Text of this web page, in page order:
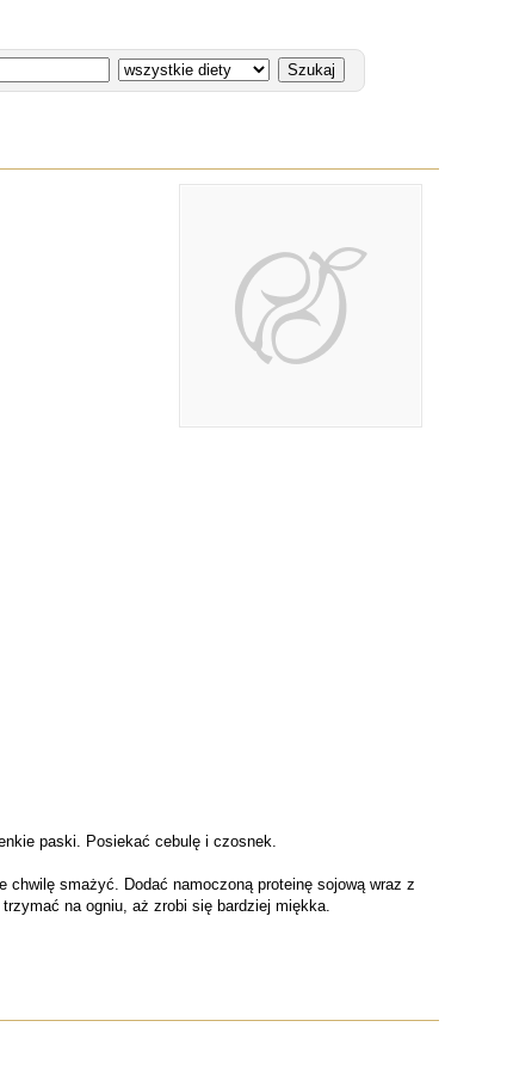
paski. Posiekać cebulę i czosnek.
smażyć. Dodać namoczoną proteinę sojową wraz z
na ogniu, aż zrobi się bardziej miękka.